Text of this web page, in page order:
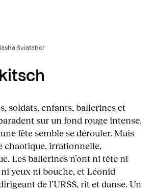
Sviatahor
soldats, enfants, ballerines et
sur un fond rouge intense.
fête semble se dérouler. Mais
chaotique, irrationnelle,
Les ballerines n’ont ni tête ni
yeux ni bouche, et Léonid
de l’URSS, rit et danse. Un